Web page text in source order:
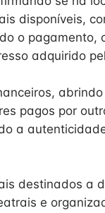
disponíveis,
o pagamento,
adquirido
pagos por
a
destinados a
e